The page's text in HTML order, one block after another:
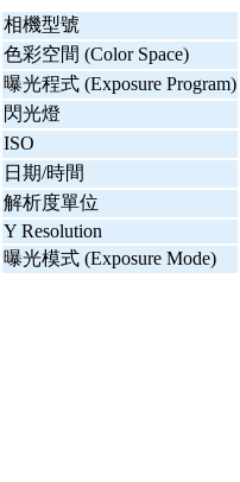
相機型號
色彩空間 (Color Space)
曝光程式 (Exposure Program)
閃光燈
ISO
日期/時間
解析度單位
Y Resolution
曝光模式 (Exposure Mode)